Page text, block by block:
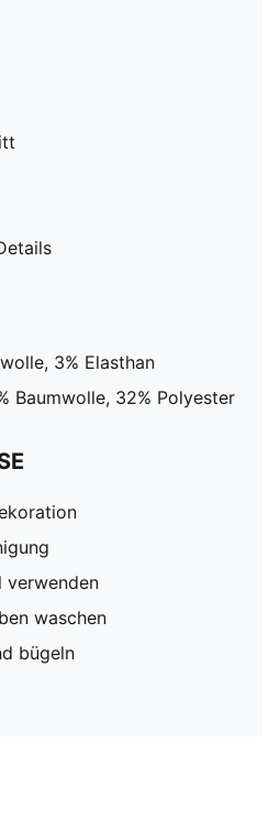
3% Elasthan
Baumwolle, 32% Polyester
verwenden
waschen
bügeln